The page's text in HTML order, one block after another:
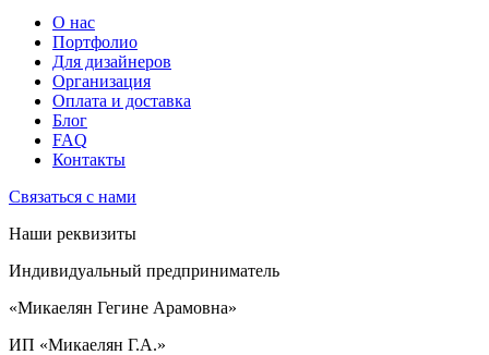
О нас
Портфолио
Для дизайнеров
Организация
Оплата и доставка
Блог
FAQ
Контакты
Связаться с нами
Наши реквизиты
Индивидуальный предприниматель
«Микаелян Гегине Арамовна»
ИП «Микаелян Г.А.»